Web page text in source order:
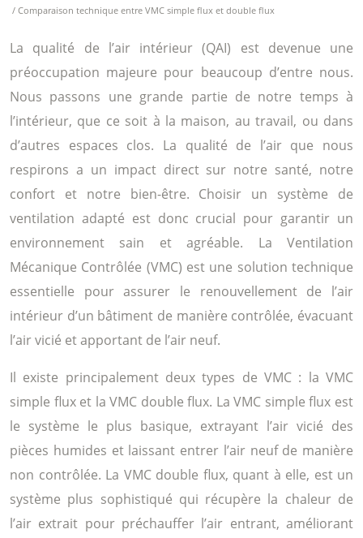
/ Comparaison technique entre VMC simple flux et double flux
La qualité de l’air intérieur (QAI) est devenue une
préoccupation majeure pour beaucoup d’entre nous.
Nous passons une grande partie de notre temps à
l’intérieur, que ce soit à la maison, au travail, ou dans
d’autres espaces clos. La qualité de l’air que nous
respirons a un impact direct sur notre santé, notre
confort et notre bien-être. Choisir un système de
ventilation adapté est donc crucial pour garantir un
environnement sain et agréable. La Ventilation
Mécanique Contrôlée (VMC) est une solution technique
essentielle pour assurer le renouvellement de l’air
intérieur d’un bâtiment de manière contrôlée, évacuant
l’air vicié et apportant de l’air neuf.
Il existe principalement deux types de VMC : la VMC
simple flux et la VMC double flux. La VMC simple flux est
le système le plus basique, extrayant l’air vicié des
pièces humides et laissant entrer l’air neuf de manière
non contrôlée. La VMC double flux, quant à elle, est un
système plus sophistiqué qui récupère la chaleur de
l’air extrait pour préchauffer l’air entrant, améliorant